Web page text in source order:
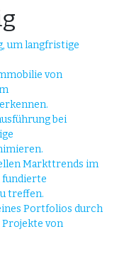
um langfristige
von
bei
Markttrends im
fundierte
treffen.
Portfolios durch
von